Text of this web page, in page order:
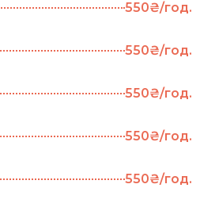
550₴/год.
550₴/год.
550₴/год.
550₴/год.
550₴/год.